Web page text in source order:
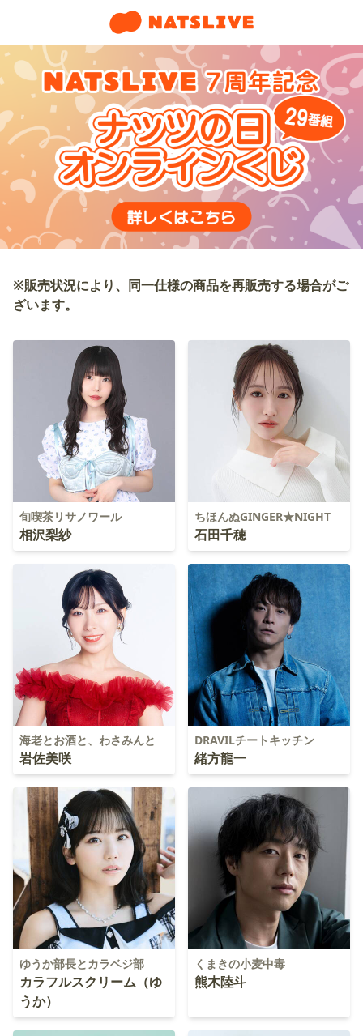
※販売状況により、同一仕様の商品を再販売する場合がご
ざいます。
旬喫茶リサノワール
相沢梨紗
ちほんぬGINGER★NIGHT
石田千穂
海老とお酒と、わさみんと
岩佐美咲
DRAVILチートキッチン
緒方龍一
ゆうか部長とカラベジ部
カラフルスクリーム（ゆ
うか）
くまきの小麦中毒
熊木陸斗